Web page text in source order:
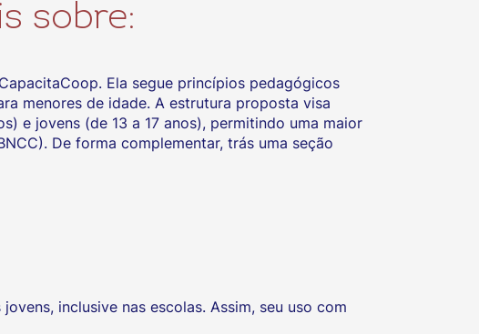
sobre:
Ela segue princípios pedagógicos
menores de idade. A estrutura proposta visa
e jovens (de 13 a 17 anos), permitindo uma maior
De forma complementar, trás uma seção
inclusive nas escolas. Assim, seu uso com